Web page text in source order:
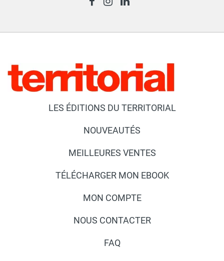
LES ÉDITIONS DU TERRITORIAL
NOUVEAUTÉS
MEILLEURES VENTES
TÉLÉCHARGER MON EBOOK
MON COMPTE
NOUS CONTACTER
FAQ